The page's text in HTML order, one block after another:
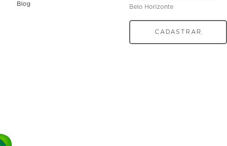
Blog
Belo Horizonte
CADASTRAR